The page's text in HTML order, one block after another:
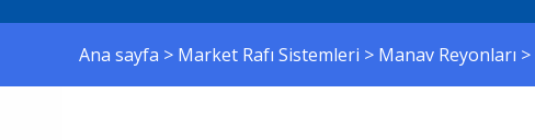
Ana sayfa > Market Rafı Sistemleri > Manav Reyonları >